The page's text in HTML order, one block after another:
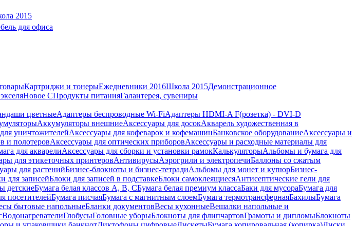
2015
для офиса
Картриджи и тонерыЕжедневники 2016Школа 2015Демонстрационное
Новое СПродукты питанияГалантерея, сувениры
цветныеАдаптеры беспроводные Wi-FiАдаптеры HDMI-A F(розетка) - DVI-D
Аккумуляторы внешниеАксессуары для досокАкварель художественная в
уничтожителейАксессуары для кофеварок и кофемашинБанковское оборудованиеАксессуары и
и полотеровАксессуары для оптических приборовАксессуары и расходные материалы для
для акварелиАксессуары для сборки и установки рамокКалькуляторыАльбомы и бумага для
для этикеточных принтеровАнтивирусыАэрогрили и электропечиБаллоны со сжатым
для растенийБизнес-блокноты и бизнес-тетрадиАльбомы для монет и купюрБизнес-
для записейБлоки для записей в подставкеБлоки самоклеящиесяАнтисептические гели для
детскиеБумага белая классов А, В, СБумага белая премиум классаБаки для мусораБумага для
посетителейБумага писчаяБумага с магнитным слоемБумага термотрансфернаяБахилыБумага
бытовые напольныеБланки документовВесы кухонныеВешалки напольные и
ВодонагревателиГлобусыГоловные уборыБлокноты для флипчартовГрамоты и дипломыБлокноты